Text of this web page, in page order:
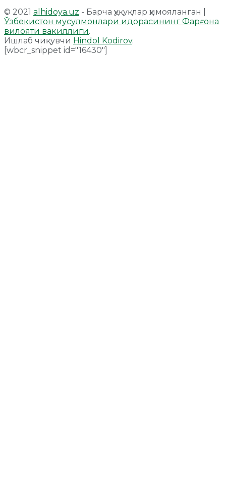
© 2021 alhidoya.uz - Барча ҳуқуқлар ҳимояланган |
Ўзбекистон мусулмонлари идорасининг Фарғона
вилояти вакиллиги.
Ишлаб чиқувчи Hindol Kodirov.
[wbcr_snippet id="16430"]